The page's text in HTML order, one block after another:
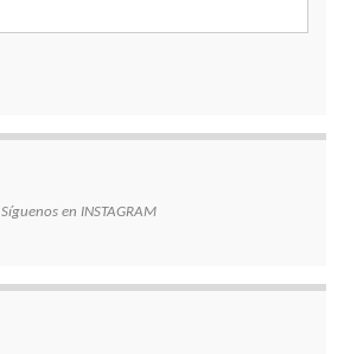
Síguenos en INSTAGRAM